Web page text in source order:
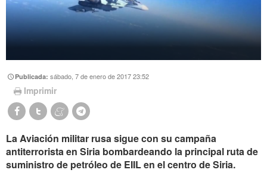
Publicada:sábado, 7 de enero de 2017 23:52
Imprimir
La Aviación militar rusa sigue con su campaña
antiterrorista en Siria bombardeando la principal ruta de
suministro de petróleo de EIIL en el centro de Siria.